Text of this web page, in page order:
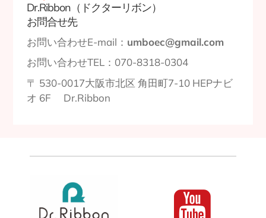
Dr.Ribbon（ドクターリボン）
お問合せ先
お問い合わせE-mail： umboec@gmail.com
お問い合わせTEL：070-8318-0304
〒 530-0017大阪市北区 角田町7-10 HEPナビ
オ 6F
Dr.Ribbon